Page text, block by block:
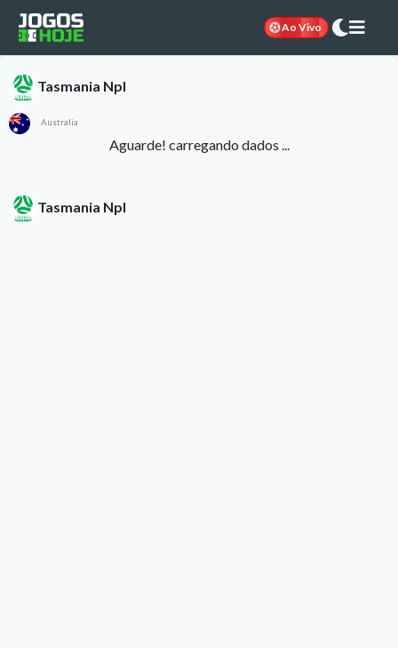
Ao Vivo
Tasmania Npl
Australia
Aguarde! carregando dados ...
Tasmania Npl